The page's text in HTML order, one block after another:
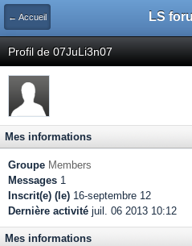
← Accueil LS
Profil de 07JuLi3n07
Mes informations
Groupe Members
Messages 1
Inscrit(e) (le) 16-septembre 12
Dernière activité juil. 06 2013 10:12
Mes informations